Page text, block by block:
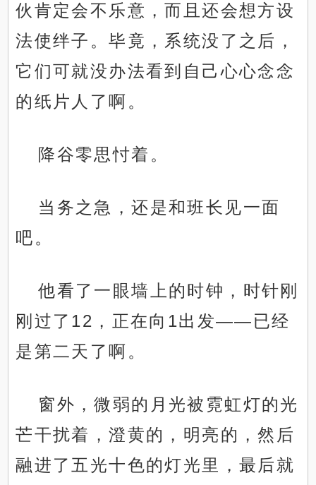
伙肯定会不乐意，而且还会想方设
法使绊子。毕竟，系统没了之后，
它们可就没办法看到自己心心念念
的纸片人了啊。
降谷零思忖着。
当务之急，还是和班长见一面
吧。
他看了一眼墙上的时钟，时针刚
刚过了12，正在向1出发——已经
是第二天了啊。
窗外，微弱的月光被霓虹灯的光
芒干扰着，澄黄的，明亮的，然后
融进了五光十色的灯光里，最后就